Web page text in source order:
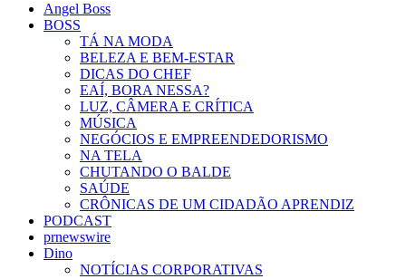
Angel Boss
BOSS
TÁ NA MODA
BELEZA E BEM-ESTAR
DICAS DO CHEF
EAÍ, BORA NESSA?
LUZ, CÂMERA E CRÍTICA
MÚSICA
NEGÓCIOS E EMPREENDEDORISMO
NA TELA
CHUTANDO O BALDE
SAÚDE
CRÔNICAS DE UM CIDADÃO APRENDIZ
PODCAST
prnewswire
Dino
NOTÍCIAS CORPORATIVAS